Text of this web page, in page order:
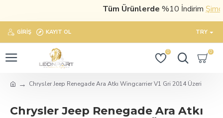
Tüm Ürünlerde%10 İndirimŞimdi
GIRIŞ KAYIT OL TRY
0 0
Chrysler Jeep Renegade Ara Atkı Wingcarrier V1 Gri 2014 Üzeri
Chrysler Jeep Renegade Ara Atkı